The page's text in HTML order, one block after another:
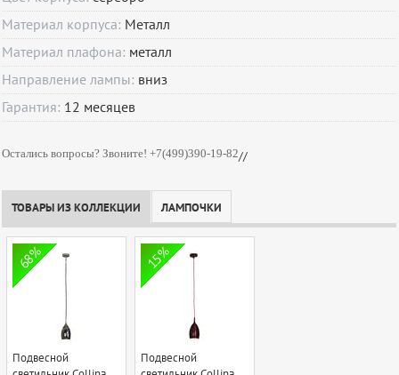
Материал корпуса: Металл
Материал плафона: металл
Направление лампы: вниз
Гарантия: 12 месяцев
Остались вопросы? Звоните! +7(499)390-19-82//
ТОВАРЫ ИЗ КОЛЛЕКЦИИ ЛАМПОЧКИ
68%
Подвесной
15%
Подвесной